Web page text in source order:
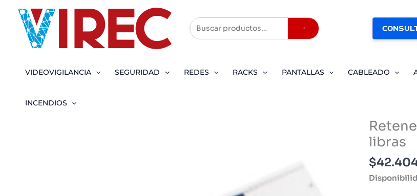
contenido
Buscar
VIDEOVIGILANCIA SEGURIDAD REDES RACKS PANTALLAS CABLEADO
INCENDIOS
libras
$